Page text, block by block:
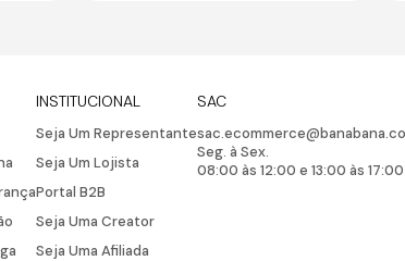
INSTITUCIONAL
Seja Um Representante
Seja Um Lojista
Portal B2B
Seja Uma Creator
Seja Uma Afiliada
SAC
Seg. à Sex.
08:00 às 12:00 e 13:00 às 17:00